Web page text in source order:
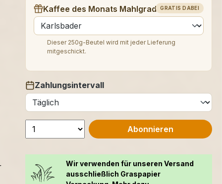
GRATIS DABEI
Kaffee des Monats Mahlgrad (250 g)
auswählen
Dieser 250g-Beutel wird mit jeder Lieferung
mitgeschickt.
Zahlungsintervall
auswählen
Abonnieren
Wir verwenden für unseren Versand
ausschließlich Graspapier